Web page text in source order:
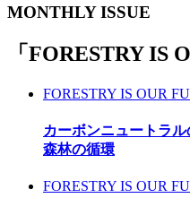
MONTHLY ISSUE
「 FORESTRY IS
FORESTRY IS OUR
カーボンニュートラ
森林の循環
FORESTRY IS OUR